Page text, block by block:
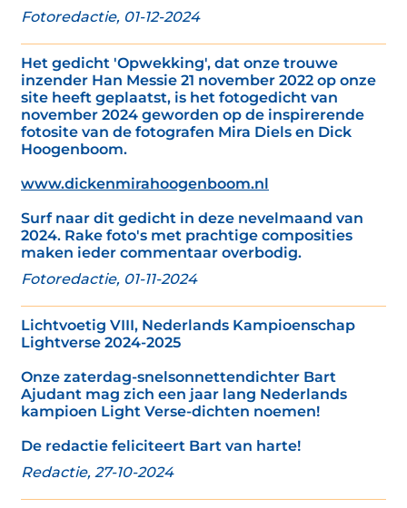
Fotoredactie, 01-12-2024
Het gedicht 'Opwekking', dat onze trouwe
inzender Han Messie 21 november 2022 op onze
site heeft geplaatst, is het fotogedicht van
november 2024 geworden op de inspirerende
fotosite van de fotografen Mira Diels en Dick
Hoogenboom.
www.dickenmirahoogenboom.nl
Surf naar dit gedicht in deze nevelmaand van
2024. Rake foto's met prachtige composities
maken ieder commentaar overbodig.
Fotoredactie, 01-11-2024
Lichtvoetig VIII, Nederlands Kampioenschap
Lightverse 2024-2025
Onze zaterdag-snelsonnettendichter Bart
Ajudant mag zich een jaar lang Nederlands
kampioen Light Verse-dichten noemen!
De redactie feliciteert Bart van harte!
Redactie, 27-10-2024